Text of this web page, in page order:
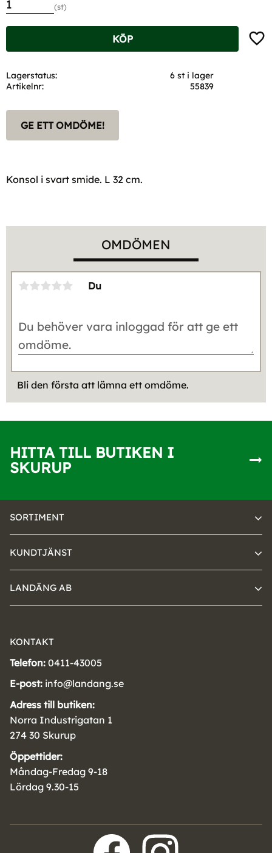
st
KÖP
Lagerstatus
6 st i lager
Artikelnr
55839
GE ETT OMDÖME!
Konsol i svart smide. L 32 cm.
OMDÖMEN
Du
Bli den första att lämna ett omdöme.
HITTA TILL BUTIKEN I
SKURUP
SORTIMENT
KUNDTJÄNST
LANDÄNG AB
KONTAKT
Telefon: 0411-43005
E-post: info@landang.se
Adress till butiken:
Norra Industrigatan 1
274 30 Skurup
Öppettider:
Måndag-Fredag 9-18
Lördag 9.30-15